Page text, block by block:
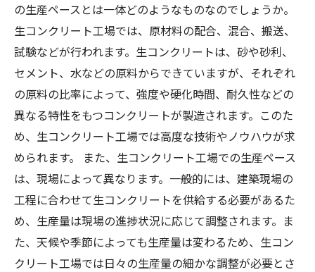
の生産ペースとは一体どのようなものなのでしょうか。
生コンクリート工場では、原材料の配合、混合、搬送、
試験などが行われます。生コンクリートは、砂や砂利、
セメント、水などの原料からできていますが、それぞれ
の原料の比率によって、強度や硬化時間、耐久性などの
異なる特性をもつコンクリートが製造されます。このた
め、生コンクリート工場では高度な技術やノウハウが求
められます。 また、生コンクリート工場での生産ペース
は、現場によって異なります。一般的には、建築現場の
工程に合わせて生コンクリートを供給する必要があるた
め、生産量は現場の進捗状況に応じて調整されます。ま
た、天候や季節によっても生産量は変わるため、生コン
クリート工場では日々の生産量の細かな調整が必要とさ